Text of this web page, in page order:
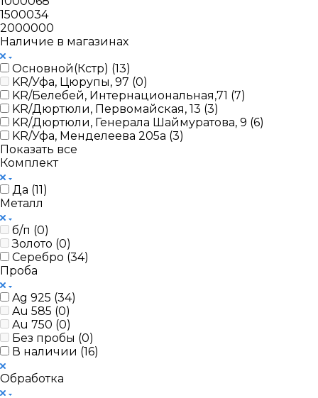
1500034
2000000
Наличие в магазинах
Основной(Кстр) (13)
KR/Уфа, Цюрупы, 97 (0)
KR/Белебей, Интернациональная,71 (7)
KR/Дюртюли, Первомайская, 13 (3)
KR/Дюртюли, Генерала Шаймуратова, 9 (6)
KR/Уфа, Менделеева 205а (3)
Показать все
Комплект
Да (11)
Металл
б/п (0)
Золото (0)
Серебро (34)
Проба
Ag 925 (34)
Au 585 (0)
Au 750 (0)
Без пробы (0)
В наличии (16)
Обработка